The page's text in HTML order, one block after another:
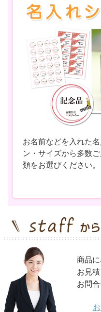
お名前などを入れた
ン・サイズから多数
類をお選びください。
商品
お見
お問合